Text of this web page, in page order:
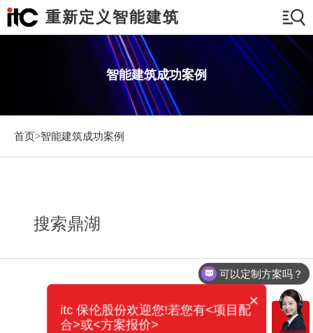
重新定义智能建筑
智能建筑成功案例
首页>智能建筑成功案例
搜索鼎湖
可以定制方案吗？
×
itc 保伦股份欢迎您!若您有<项目配
合>或<方案报价>